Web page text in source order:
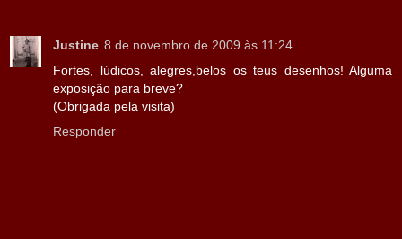
Justine 8 de novembro de 2009 às 11:24
Fortes, lúdicos, alegres,belos os teus desenhos! Alguma
exposição para breve?
(Obrigada pela visita)
Responder